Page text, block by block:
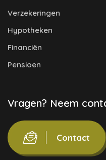
Verzekeringen
Hypotheken
Financiën
Pensioen
Vragen? Neem
Contact